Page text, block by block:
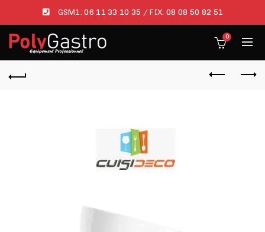
GSM1:06 11 33 10 35 / FIX: 08 08 50 82 51
0